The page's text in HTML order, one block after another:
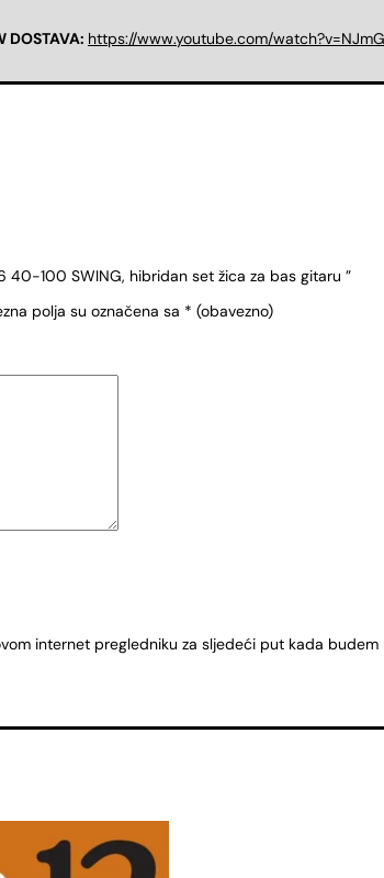
https://www.youtube.com/
40-100 SWING, hibridan set žica za bas gitaru ”
polja su označena sa * (obavezno)
internet pregledniku za sljedeći put kada budem